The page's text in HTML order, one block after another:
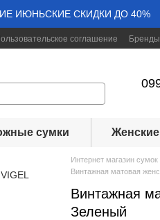
ИЮНЬСКИЕ СКИДКИ ДО 40%
соглашение Бренды
сумки
Интернет магазин сумок
Винтажная матовая
Винтажная
Зеленый